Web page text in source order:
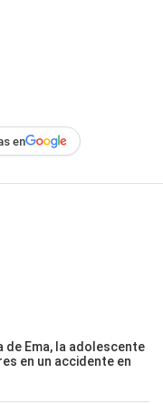
en
de Ema, la adolescente
en un accidente en